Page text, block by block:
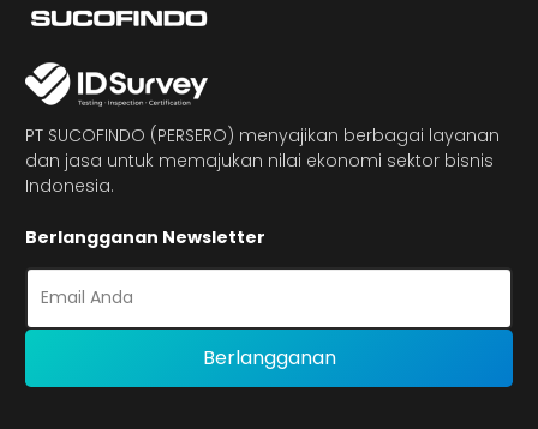
PT SUCOFINDO (PERSERO) menyajikan berbagai layanan
dan jasa untuk memajukan nilai ekonomi sektor bisnis
Indonesia.
Berlangganan Newsletter